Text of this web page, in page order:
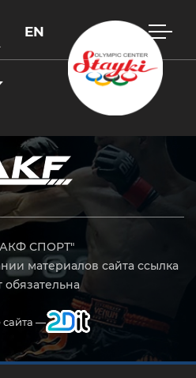
EN
СПОРТ"
материалов сайта ссылка
обязательна
сайта —
или Esc, чтобы закрыть